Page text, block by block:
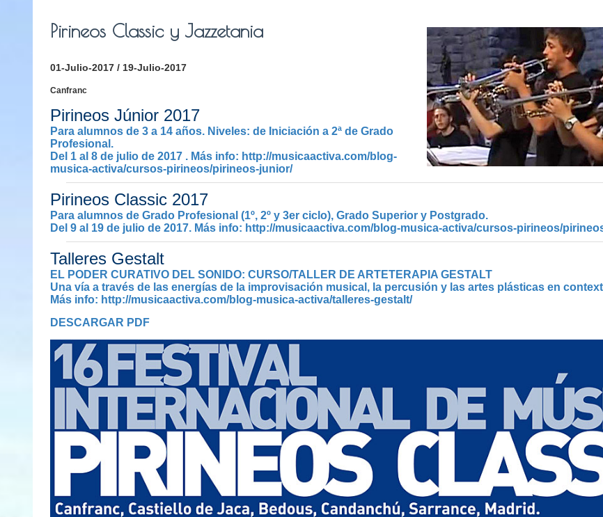
Pirineos Classic y Jazzetania
01-Julio-2017 / 19-Julio-2017
Canfranc
Pirineos Júnior 2017
Para alumnos de 3 a 14 años. Niveles: de Iniciación a 2ª de Grado
Profesional.
Del 1 al 8 de julio de 2017 . Más info: http://musicaactiva.com/blog-
musica-activa/cursos-pirineos/pirineos-junior/
Pirineos Classic 2017
Para alumnos de Grado Profesional (1º, 2º y 3er ciclo), Grado Superior y Postgrado.
Del 9 al 19 de julio de 2017. Más info: http://musicaactiva.com/blog-musica-activa/cursos-pirineos/
Talleres Gestalt
EL PODER CURATIVO DEL SONIDO: CURSO/TALLER DE ARTETERAPIA GESTALT
Una vía a través de las energías de la improvisación musical, la percusión y las artes plásticas en
Más info: http://musicaactiva.com/blog-musica-activa/talleres-gestalt/
DESCARGAR PDF